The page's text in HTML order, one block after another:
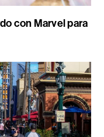
con Marvel para